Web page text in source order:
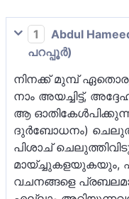
1
Abdul
പറപ്പൂര്‍)
നിനക്ക് മുമ്പ്
നാം അയച്ചിട്ട്‌,
ആ
ദുര്‍ബോധനം)
പിശാച്
മായ്ച്ചുകളയുകയും,
വചനങ്ങളെ